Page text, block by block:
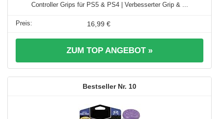
Controller Grips für PS5 & PS4 | Verbesserter Grip & ...
16,99 €
ZUM TOP ANGEBOT »
10